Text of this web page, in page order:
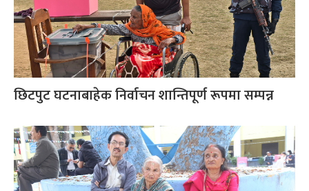
छिटपुट घटनाबाहेक निर्वाचन शान्तिपूर्ण रूपमा सम्पन्न